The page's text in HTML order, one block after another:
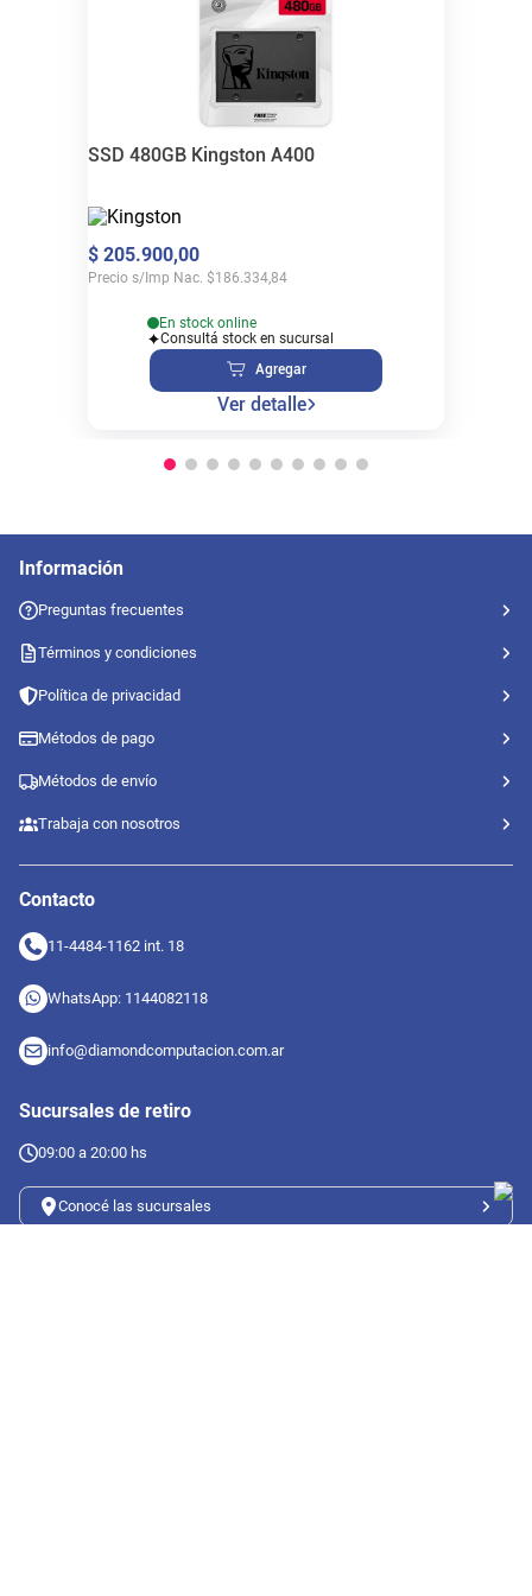
SSD 480GB Kingston A400
$ 205.900,00
Precio s/Imp Nac. $186.334,84
En stock online
Consultá stock en sucursal
Agregar
Ver detalle
Información
Preguntas frecuentes
Términos y condiciones
Política de privacidad
Métodos de pago
Métodos de envío
Trabaja con nosotros
Contacto
11-4484-1162 int. 18
WhatsApp: 1144082118
info@diamondcomputacion.com.ar
Sucursales de retiro
09:00 a 20:00 hs
Conocé las sucursales